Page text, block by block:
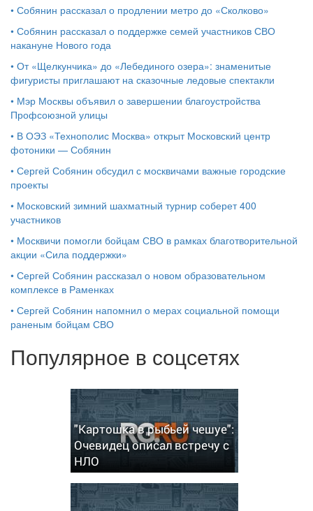
• Собянин рассказал о продлении метро до «Сколково»
• Собянин рассказал о поддержке семей участников СВО
накануне Нового года
• От «Щелкунчика» до «Лебединого озера»: знаменитые
фигуристы приглашают на сказочные ледовые спектакли
• Мэр Москвы объявил о завершении благоустройства
Профсоюзной улицы
• В ОЭЗ «Технополис Москва» открыт Московский центр
фотоники — Собянин
• Сергей Собянин обсудил с москвичами важные городские
проекты
• Московский зимний шахматный турнир соберет 400
участников
• Москвичи помогли бойцам СВО в рамках благотворительной
акции «Сила поддержки»
• Сергей Собянин рассказал о новом образовательном
комплексе в Раменках
• Сергей Собянин напомнил о мерах социальной помощи
раненым бойцам СВО
Популярное в соцсетях
"Картошка в рыбьей чешуе":
Очевидец описал встречу с
НЛО